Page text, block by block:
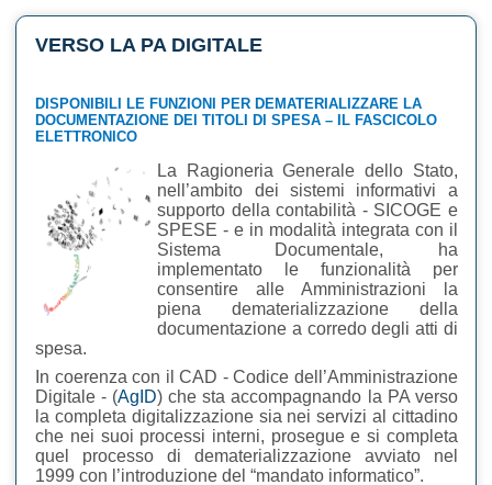
VERSO LA PA DIGITALE
DISPONIBILI LE FUNZIONI PER DEMATERIALIZZARE LA
DOCUMENTAZIONE DEI TITOLI DI SPESA – IL FASCICOLO
ELETTRONICO
La Ragioneria Generale dello Stato,
nell’ambito dei sistemi informativi a
supporto della contabilità - SICOGE e
SPESE - e in modalità integrata con il
Sistema Documentale, ha
implementato le funzionalità per
consentire alle Amministrazioni la
piena dematerializzazione della
documentazione a corredo degli atti di
spesa.
In coerenza con il CAD - Codice dell’Amministrazione
Digitale - (AgID) che sta accompagnando la PA verso
la completa digitalizzazione sia nei servizi al cittadino
che nei suoi processi interni, prosegue e si completa
quel processo di dematerializzazione avviato nel
1999 con l’introduzione del “mandato informatico”.